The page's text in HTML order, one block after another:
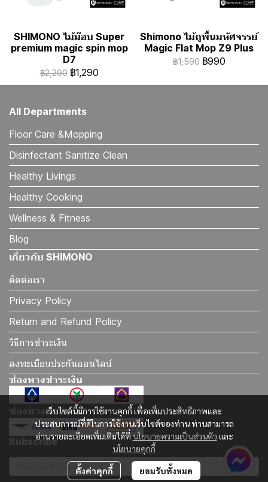
SHIMONO ไม้ม๊อบ Super
premium magic spin mop
D7
฿2,290 ฿1,290
Shimono ไม้ถูพื้นมหัศจรรย์
Magic Flat Mop Z9 Plus
฿1,590 ฿990
เว็บไซต์นี้มีการใช้งานคุกกี้ เพื่อเพิ่มประสิทธิภาพและ
ประสบการณ์ที่ดีในการใช้งานเว็บไซต์ของท่าน ท่านสามารถ
อ่านรายละเอียดเพิ่มเติมได้ที่นโยบายความเป็นส่วนตัว และ
นโยบายคุกกี้
ตั้งค่าคุกกี้ ยอมรับทั้งหมด
All Departments
Floor Care &Mopping
Disinfectant Sanitize Clean
Healthy Livings
Healthy Cooking
Wellness & Fitness
Blog
เกี่ยวกับ SHIMONO
ติดต่อเรา
Privacy Policy
Return and Refund Policy
วิธีการชำระเงิน
ลงทะเบียนประกันออนไลน์
ช่องทางชำระเงิน
ช่องทางจัดส่ง
Subscribe